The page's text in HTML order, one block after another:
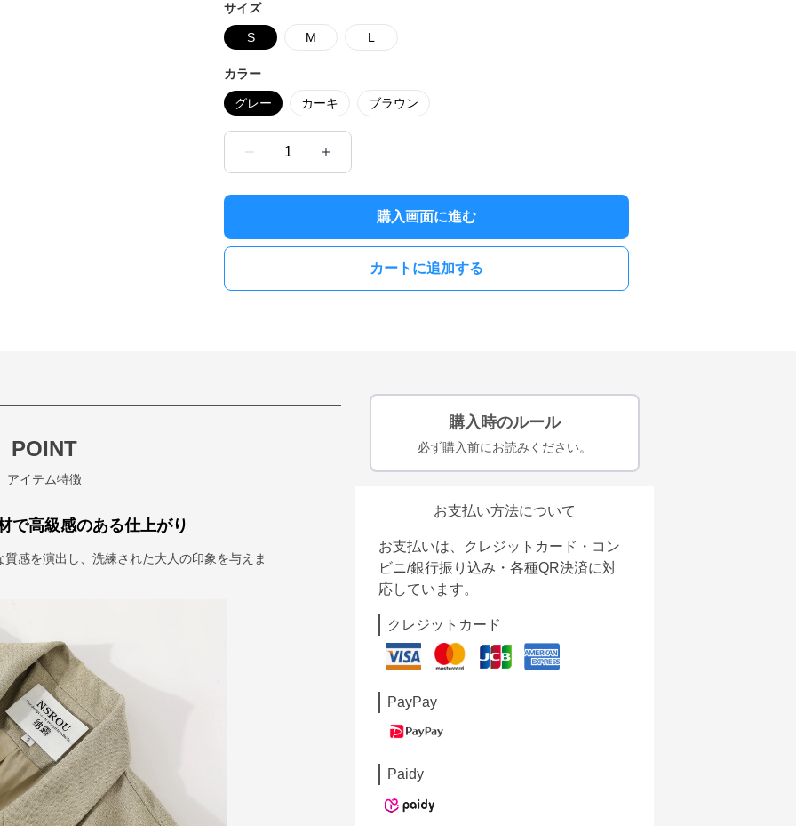
サイズ
S M L
カラー
グレー カーキ ブラウン
1
購入画面に進む
カートに追加する
POINT
アイテム特徴
で高級感のある仕上がり
感を演出し、洗練された大人の印象を与えま
購入時のルール
必ず購入前にお読みください。
お支払い方法について
お支払いは、クレジットカード・コン
ビニ/銀行振り込み・各種QR決済に対
応しています。
クレジットカード
PayPay
Paidy